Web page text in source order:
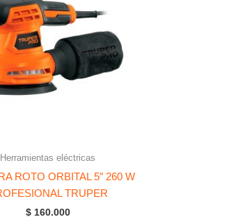
Herramientas eléctricas
ROTO ORBITAL 5″ 260 W
TRUPER
$160.000